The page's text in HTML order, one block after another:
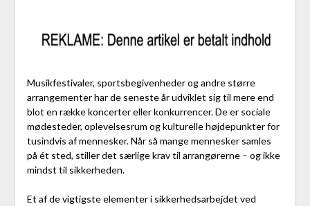
Musikfestivaler, sportsbegivenheder og andre større
arrangementer har de seneste år udviklet sig til mere end
blot en række koncerter eller konkurrencer. De er sociale
mødesteder, oplevelsesrum og kulturelle højdepunkter for
tusindvis af mennesker. Når så mange mennesker samles
på ét sted, stiller det særlige krav til arrangørerne – og ikke
mindst til sikkerheden.
Et af de vigtigste elementer i sikkerhedsarbejdet ved